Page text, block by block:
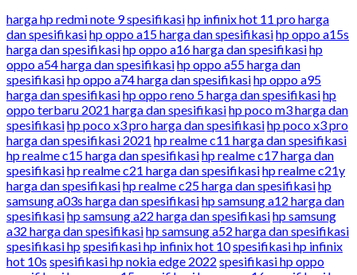
harga hp redmi note 9 spesifikasihp infinix hot 11 pro harga
dan spesifikasihp oppo a15 harga dan spesifikasihp oppo a15s
harga dan spesifikasihp oppo a16 harga dan spesifikasihp
oppo a54 harga dan spesifikasihp oppo a55 harga dan
spesifikasihp oppo a74 harga dan spesifikasihp oppo a95
harga dan spesifikasihp oppo reno 5 harga dan spesifikasihp
oppo terbaru 2021 harga dan spesifikasihp poco m3 harga dan
spesifikasihp poco x3 pro harga dan spesifikasihp poco x3 pro
harga dan spesifikasi 2021 hp realme c11 harga dan spesifikasi
hp realme c15 harga dan spesifikasihp realme c17 harga dan
spesifikasihp realme c21 harga dan spesifikasihp realme c21y
harga dan spesifikasihp realme c25 harga dan spesifikasihp
samsung a03s harga dan spesifikasihp samsung a12 harga dan
spesifikasihp samsung a22 harga dan spesifikasihp samsung
a32 harga dan spesifikasihp samsung a52 harga dan spesifikasi
spesifikasi hpspesifikasi hp infinix hot 10spesifikasi hp infinix
hot 10s spesifikasi hp nokia edge 2022 spesifikasi hp oppo